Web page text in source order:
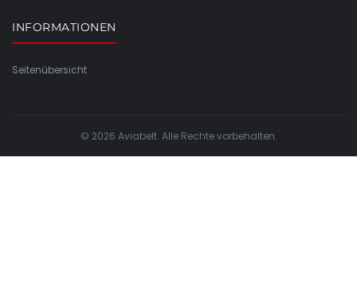
INFORMATIONEN
Seitenübersicht
© 2026 Aviabelt. Alle Rechte vorbehalten.